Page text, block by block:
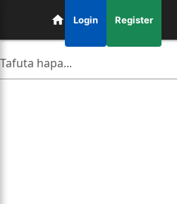
Login Register